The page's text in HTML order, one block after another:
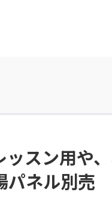
スン用や
ネル別売